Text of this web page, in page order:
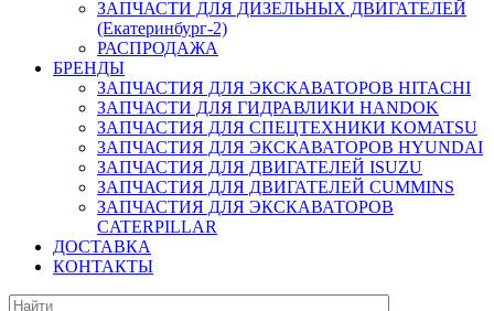
ЗАПЧАСТИ ДЛЯ ДИЗЕЛЬНЫХ ДВИГАТЕЛЕЙ
(Екатеринбург-2)
РАСПРОДАЖА
БРЕНДЫ
ЗАПЧАСТИЯ ДЛЯ ЭКСКАВАТОРОВ HITACHI
ЗАПЧАСТИ ДЛЯ ГИДРАВЛИКИ HANDOK
ЗАПЧАСТИЯ ДЛЯ СПЕЦТЕХНИКИ KOMATSU
ЗАПЧАСТИЯ ДЛЯ ЭКСКАВАТОРОВ HYUNDAI
ЗАПЧАСТИЯ ДЛЯ ДВИГАТЕЛЕЙ ISUZU
ЗАПЧАСТИЯ ДЛЯ ДВИГАТЕЛЕЙ CUMMINS
ЗАПЧАСТИЯ ДЛЯ ЭКСКАВАТОРОВ
CATERPILLAR
ДОСТАВКА
КОНТАКТЫ